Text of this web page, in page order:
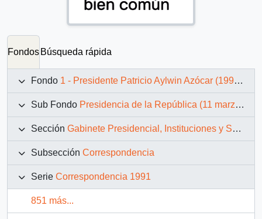
Fondos Búsqueda rápida
Fondo 1 - Presidente Patricio Aylwin Azócar (1990-1994)
Sub Fondo Presidencia de la República (11 marzo 1990 – 11 marzo 1994)
Sección Gabinete Presidencial, Instituciones y Servicios
Subsección Correspondencia
Serie Correspondencia 1991
851 más...